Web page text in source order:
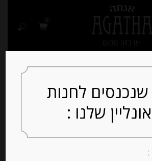
שנכנסים לחנות
שלנו :
: